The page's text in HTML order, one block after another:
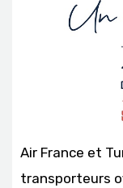
Air France et
transporteurs